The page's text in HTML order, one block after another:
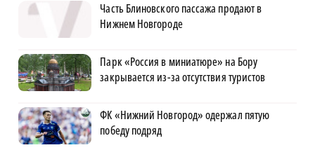
Часть Блиновского пассажа продают в
Нижнем Новгороде
Парк «Россия в миниатюре» на Бору
закрывается из-за отсутствия туристов
ФК «Нижний Новгород» одержал пятую
победу подряд